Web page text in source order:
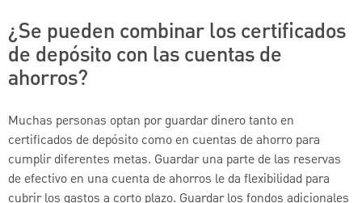
¿Se pueden combinar los certificados
de depósito con las cuentas de
ahorros?
Muchas personas optan por guardar dinero tanto en
certificados de depósito como en cuentas de ahorro para
cumplir diferentes metas. Guardar una parte de las reservas
de efectivo en una cuenta de ahorros le da flexibilidad para
cubrir los gastos a corto plazo. Guardar los fondos adicionales